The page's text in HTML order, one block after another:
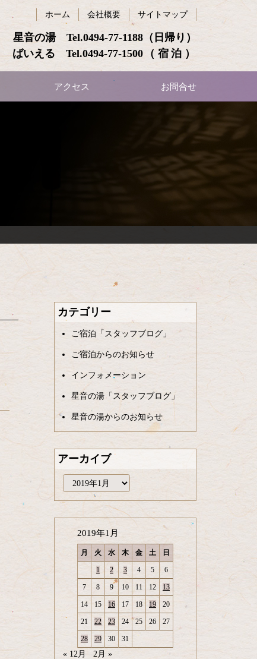
星音の湯 Tel.0494-77-1188 （日帰り）
ばいえる Tel.0494-77-1500 （宿泊）
ホーム 会社概要 サイトマップ
アクセス お問合せ
カテゴリー
ご宿泊「スタッフブログ」
ご宿泊からのお知らせ
インフォメーション
星音の湯「スタッフブログ」
星音の湯からのお知らせ
アーカイブ
ー
カ
イ
2019年1月
月 火 水 木 金 土 日
1 2 3 4 5 6
7 8 9 10 11 12 13
14 15 16 17 18 19 20
21 22 23 24 25 26 27
28 29 30 31
« 12月 2月 »